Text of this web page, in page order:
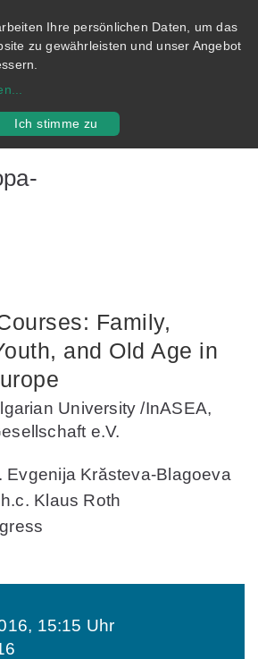
Ihre persönlichen Daten, um das
zu gewährleisten und unser Angebot
Ich stimme zu
Family,
and Old Age in
University /InASEA,
e.V.
Evgenija Krăsteva-Blagoeva
Klaus Roth
15:15 Uhr